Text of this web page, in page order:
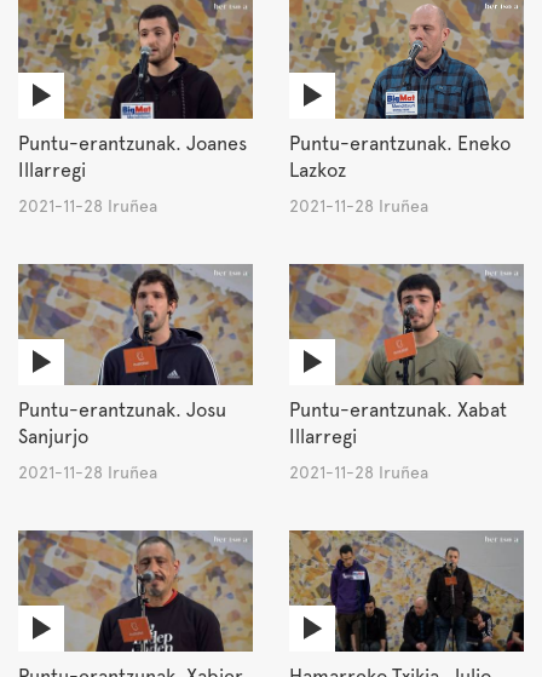
Puntu-erantzunak. Joanes
Illarregi
2021-11-28 Iruñea
Puntu-erantzunak. Eneko
Lazkoz
2021-11-28 Iruñea
Puntu-erantzunak. Josu
Sanjurjo
2021-11-28 Iruñea
Puntu-erantzunak. Xabat
Illarregi
2021-11-28 Iruñea